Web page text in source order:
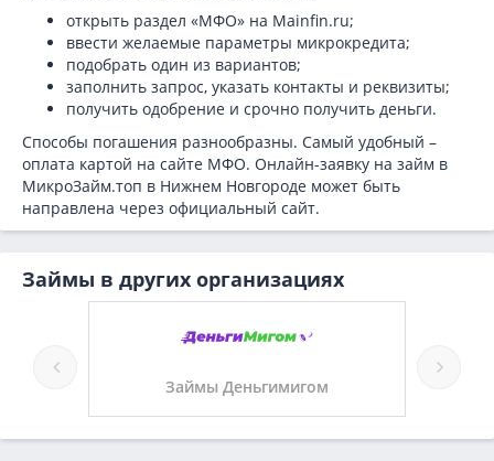
открыть раздел «МФО» на Mainfin.ru;
ввести желаемые параметры микрокредита;
подобрать один из вариантов;
заполнить запрос, указать контакты и реквизиты;
получить одобрение и срочно получить деньги.
Способы погашения разнообразны. Самый удобный –
оплата картой на сайте МФО. Онлайн-заявку на займ в
МикроЗайм.топ в Нижнем Новгороде может быть
направлена через официальный сайт.
Займы в других организациях
Займы Деньгимигом